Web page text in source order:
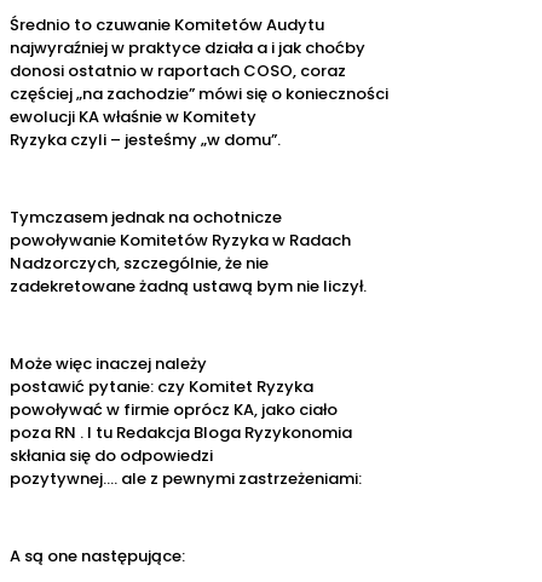
Średnio to czuwanie Komitetów Audytu
najwyraźniej w praktyce działa a i jak choćby
donosi ostatnio w raportach COSO, coraz
częściej „na zachodzie” mówi się o konieczności
ewolucji KA właśnie w Komitety
Ryzyka czyli – jesteśmy „w domu”.
Tymczasem jednak na ochotnicze
powoływanie Komitetów Ryzyka w Radach
Nadzorczych, szczególnie, że nie
zadekretowane żadną ustawą bym nie liczył.
Może więc inaczej należy
postawić pytanie: czy Komitet Ryzyka
powoływać w firmie oprócz KA, jako ciało
poza RN . I tu Redakcja Bloga Ryzykonomia
skłania się do odpowiedzi
pozytywnej…. ale z pewnymi zastrzeżeniami:
A są one następujące: